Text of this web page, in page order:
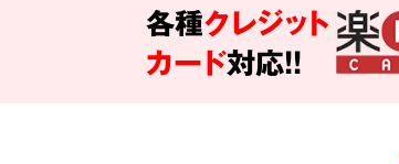
各種クレジット
カード対応!!